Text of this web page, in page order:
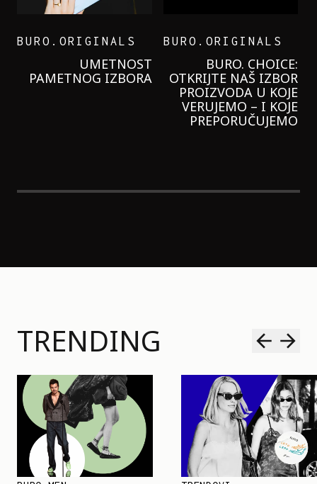
GARNIER KREMU I
NIKADA NIŠTA
LAGANIJE NISAM
KORISTILA
TRENDING